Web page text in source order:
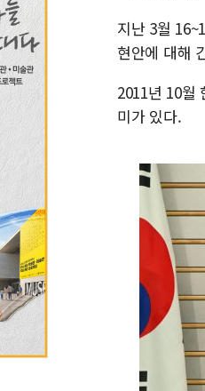
지난 3월
현안에 대해
2011년 10월
미가 있다.